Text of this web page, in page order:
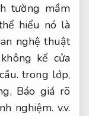
tường mầm
hiểu nó là
nghệ thuật
kể cửa
trong lớp,
Báo giá rõ
nghiệm. v.v.